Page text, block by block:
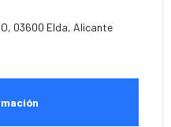
03600 Elda, Alicante